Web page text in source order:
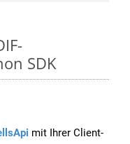
SDK
mit Ihrer Client-